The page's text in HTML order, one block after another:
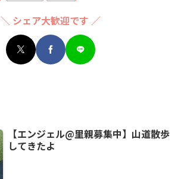
＼ シェア大歓迎です ／
【エンジェル@里親募集中】山道散歩
してきたよ